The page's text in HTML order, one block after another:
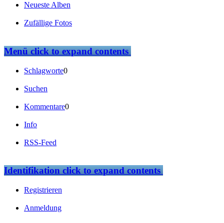
Neueste Alben
Zufällige Fotos
Menüclick to expand contents
Schlagworte0
Suchen
Kommentare0
Info
RSS-Feed
Identifikationclick to expand contents
Registrieren
Anmeldung